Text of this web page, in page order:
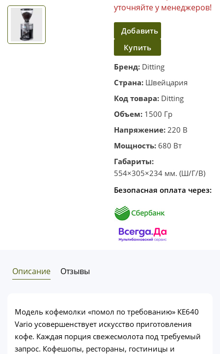
уточняйте у менеджеров!
Добавить
в
корзину
Купить
в один
клик
Бренд: Ditting
Страна: Швейцария
Код товара: Ditting
Объем: 1500 Гр
Напряжение: 220 В
Мощность: 680 Вт
Габариты:
554×305×234 мм. (Ш/Г/В)
Безопасная оплата через:
Описание Отзывы
Модель кофемолки «помол по требованию» КЕ640
Vario усовершенствует искусство приготовления
кофе. Каждая порция свежесмолота под требуемый
запрос. Кофешопы, рестораны, гостиницы и